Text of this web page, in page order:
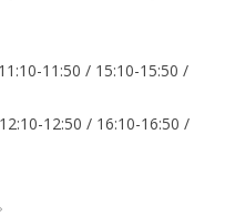
11:50 / 15:10-15:50 /
12:50 / 16:10-16:50 /